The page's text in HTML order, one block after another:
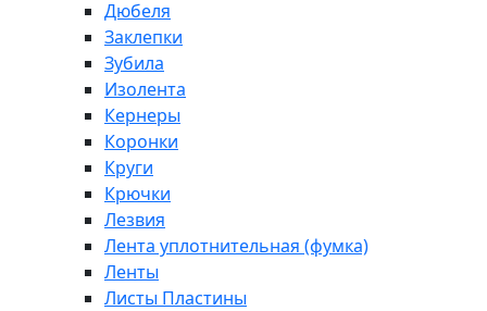
Дюбеля
Заклепки
Зубила
Изолента
Кернеры
Коронки
Круги
Крючки
Лезвия
Лента уплотнительная (фумка)
Ленты
Листы Пластины